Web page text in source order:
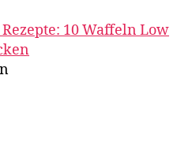
10 Waffeln Low